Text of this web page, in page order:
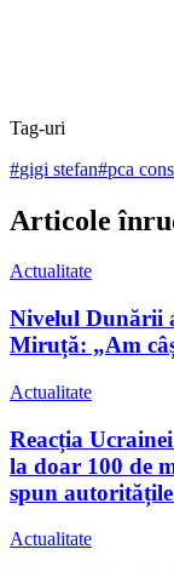
Tag-uri
#gigi stefan#pca
Articole
Actualitate
Nivelul Dunării
Miruță: „Am
Actualitate
Reacția
la doar 100 de
spun
Actualitate